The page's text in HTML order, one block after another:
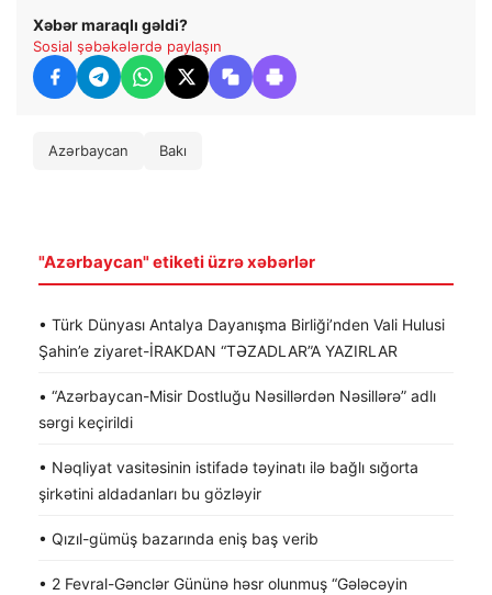
Xəbər maraqlı gəldi?
Sosial şəbəkələrdə paylaşın
Azərbaycan Bakı
"Azərbaycan" etiketi üzrə xəbərlər
• Türk Dünyası Antalya Dayanışma Birliği’nden Vali Hulusi
Şahin’e ziyaret-İRAKDAN “TƏZADLAR”A YAZIRLAR
• “Azərbaycan-Misir Dostluğu Nəsillərdən Nəsillərə” adlı
sərgi keçirildi
• Nəqliyat vasitəsinin istifadə təyinatı ilə bağlı sığorta
şirkətini aldadanları bu gözləyir
• Qızıl-gümüş bazarında eniş baş verib
• 2 Fevral-Gənclər Gününə həsr olunmuş “Gələcəyin